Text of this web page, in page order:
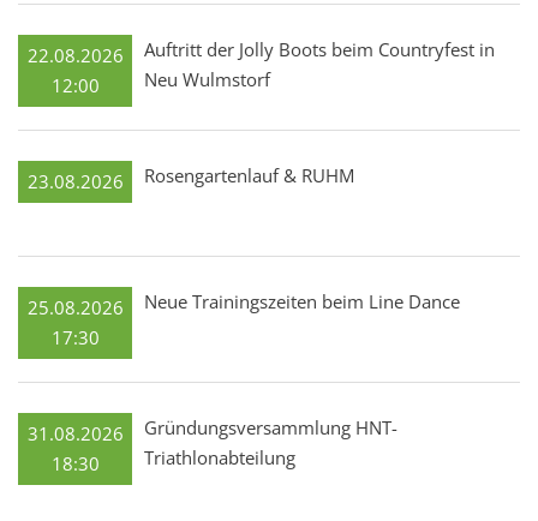
22.08.2026
12:00
Auftritt der Jolly Boots beim Countryfest in
Neu Wulmstorf
23.08.2026 Rosengartenlauf & RUHM
25.08.2026
17:30
Neue Trainingszeiten beim Line Dance
31.08.2026
18:30
Gründungsversammlung HNT-
Triathlonabteilung